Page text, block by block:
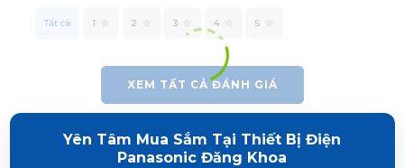
Tất cả 1 2 3 4 5
XEM TẤT CẢ ĐÁNH GIÁ
Yên Tâm Mua Sắm Tại Thiết Bị Điện
Panasonic Đăng Khoa